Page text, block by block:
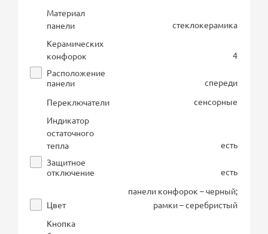
Материал
панели
стеклокерамика
Керамических
конфорок
4
Расположение
панели
спереди
Переключатели
сенсорные
Индикатор
остаточного
тепла
есть
Защитное
отключение
есть
Цвет
панели конфорок – черный;
рамки – серебристый
Кнопка